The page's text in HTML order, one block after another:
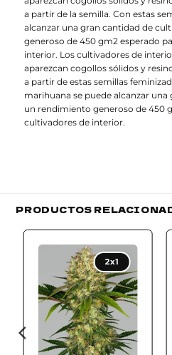
a partir de la semilla. Con estas
alcanzar una gran cantidad de
generoso de 450 gm2 esperado
interior. Los cultivadores de
aparezcan cogollos sólidos y
a partir de estas semillas
marihuana se puede alcanzar
un rendimiento generoso de 450
cultivadores de interior.
PRODUCTOS
2x1
wishlist